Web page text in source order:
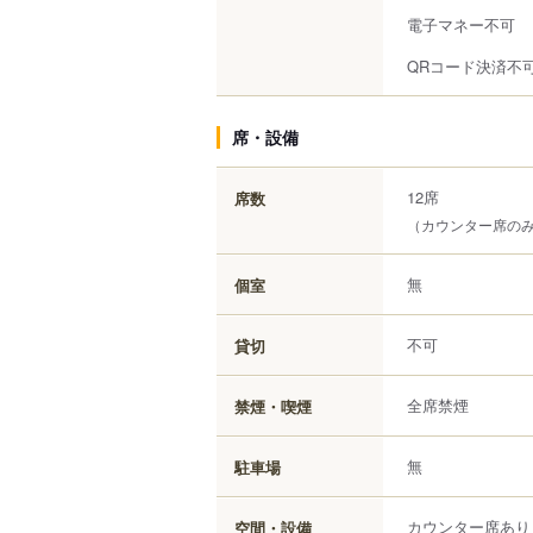
電子マネー不可
QRコード決済不
席・設備
席数 12席
（カウンター席の
個室 無
貸切 不可
禁煙・喫煙 全席禁煙
駐車場 無
空間・設備 カウンター席あり